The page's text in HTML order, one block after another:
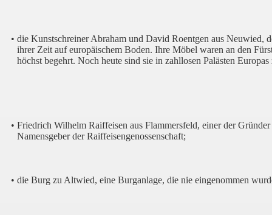
• die Kunstschreiner Abraham und David Roentgen aus Neuwied,
ihrer Zeit auf europäischem Boden. Ihre Möbel waren an den
höchst begehrt. Noch heute sind sie in zahllosen Palästen
• Friedrich Wilhelm Raiffeisen aus Flammersfeld, einer der
Namensgeber der Raiffeisengenossenschaft;
• die Burg zu Altwied, eine Burganlage, die nie eingenommen